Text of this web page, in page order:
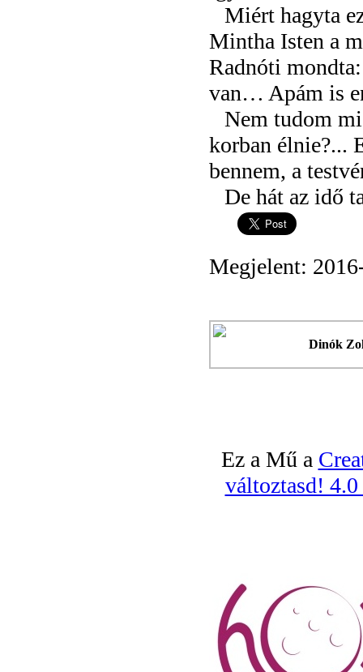
Miért hagyta
Mintha Isten a
Radnóti
van… Apám is
Nem tudom
korban élnie?...
bennem, a
De hát az idő
Megjelent:
Dinók
Ez a Mű a
változtasd!